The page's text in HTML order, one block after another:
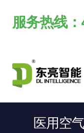
服务热线
医用空